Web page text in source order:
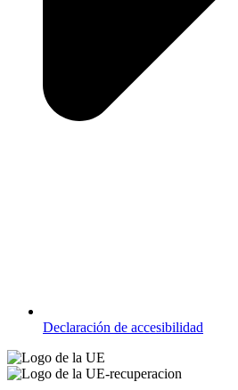
Declaración de accesibilidad